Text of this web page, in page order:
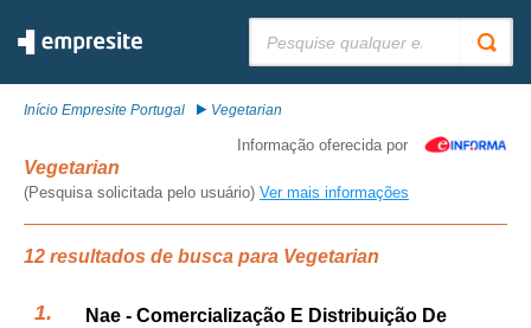
Início Empresite Portugal Vegetarian
Informação oferecida por
Vegetarian
(Pesquisa solicitada pelo usuário) Ver mais informações
12 resultados de busca para Vegetarian
Nae - Comercialização E Distribuição De